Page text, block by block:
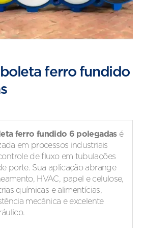
ferro fundido
ferro fundido 6 polegadasé
em processos industriais
de fluxo em tubulações
porte. Sua aplicação abrange
HVAC, papel e celulose,
químicas e alimentícias,
mecânica e excelente